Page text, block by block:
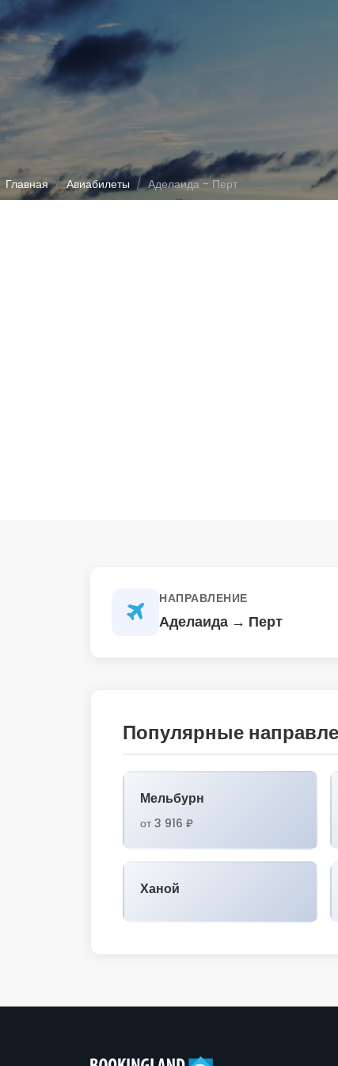
Главная Авиабилеты Аделаида - Перт
НАПРАВЛЕНИЕ
Аделаида → Перт
Популярные
Мельбурн
от 3 916 ₽
Ханой